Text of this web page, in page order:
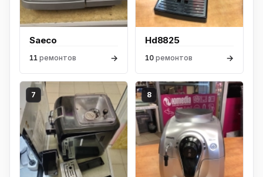
Saeco
11 ремонтов →
Hd8825
10 ремонтов →
7 8